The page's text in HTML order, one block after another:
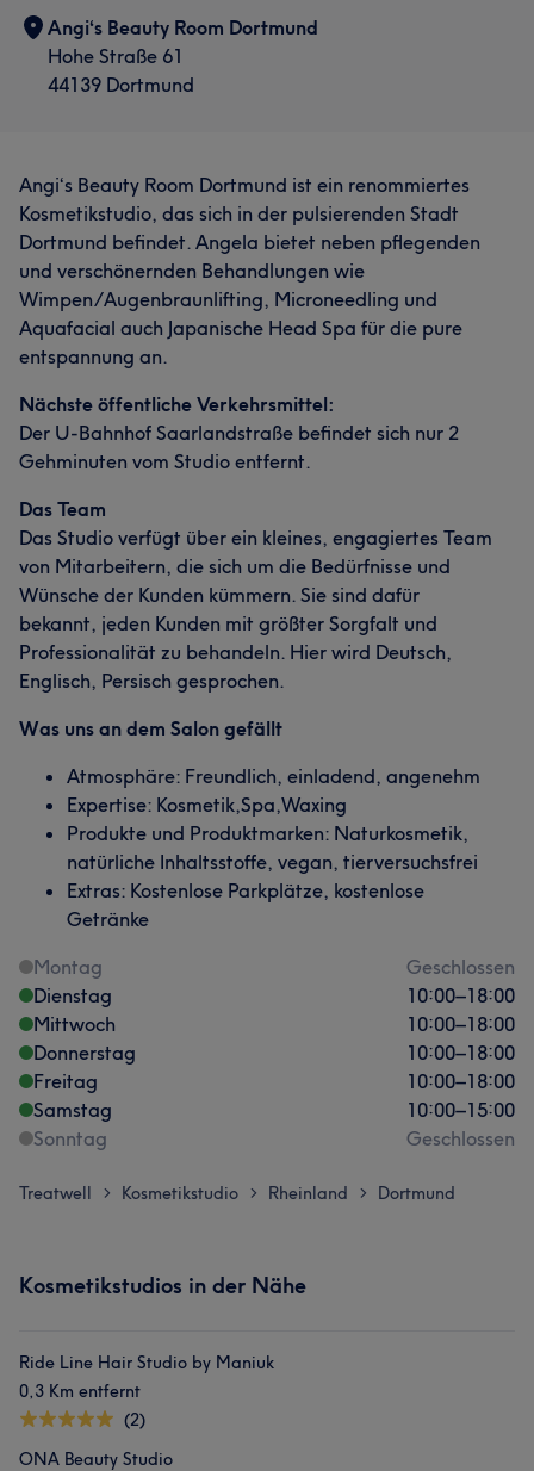
Angi‘s Beauty Room Dortmund
Hohe Straße 61
44139 Dortmund
Angi‘s Beauty Room Dortmund ist ein renommiertes
Kosmetikstudio, das sich in der pulsierenden Stadt
Dortmund befindet. Angela bietet neben pflegenden
und verschönernden Behandlungen wie
Wimpen/Augenbraunlifting, Microneedling und
Aquafacial auch Japanische Head Spa für die pure
entspannung an.
Nächste öffentliche Verkehrsmittel:
Der U-Bahnhof Saarlandstraße befindet sich nur 2
Gehminuten vom Studio entfernt.
Das Team
Das Studio verfügt über ein kleines, engagiertes Team
von Mitarbeitern, die sich um die Bedürfnisse und
Wünsche der Kunden kümmern. Sie sind dafür
bekannt, jeden Kunden mit größter Sorgfalt und
Professionalität zu behandeln. Hier wird Deutsch,
Englisch, Persisch gesprochen.
Was uns an dem Salon gefällt
Atmosphäre: Freundlich, einladend, angenehm
Expertise: Kosmetik,Spa,Waxing
Produkte und Produktmarken: Naturkosmetik,
natürliche Inhaltsstoffe, vegan, tierversuchsfrei
Extras: Kostenlose Parkplätze, kostenlose
Getränke
Montag
Geschlossen
Dienstag
10:00–18:00
Mittwoch
10:00–18:00
Donnerstag
10:00–18:00
Freitag
10:00–18:00
Samstag
10:00–15:00
Sonntag
Geschlossen
Treatwell > Kosmetikstudio > Rheinland > Dortmund
Kosmetikstudios in der Nähe
Ride Line Hair Studio by Maniuk
0,3 Km entfernt
(2)
ONA Beauty Studio